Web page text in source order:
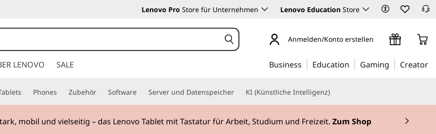
Lenovo Pro Store für Unternehmen Lenovo Education Store
Anmelden/Konto erstellen
LENOVO SALE Business Education Gaming Creator
Phones Zubehör Software Server und Datenspeicher KI (Künstliche Intelligenz)
mobil und vielseitig – das Lenovo Tablet mit Tastatur für Arbeit, Studium und Freizeit. Zum Shop